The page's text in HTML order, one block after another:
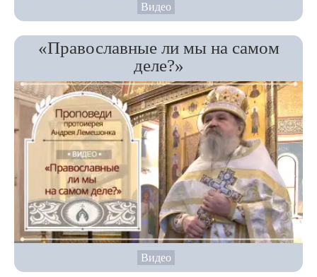
Видео
«Православные ли мы на самом
деле?»
Видео